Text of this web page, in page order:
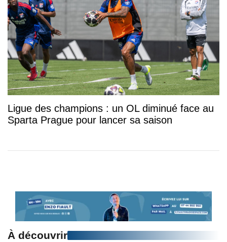
Ligue des champions : un OL diminué face au
Sparta Prague pour lancer sa saison
À découvrir